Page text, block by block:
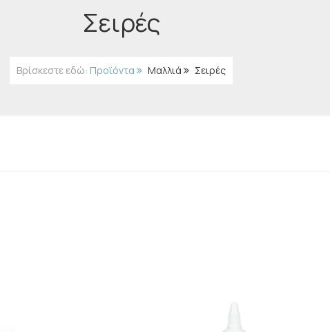
Σειρές
Βρίσκεστε εδώ: Προϊόντα Μαλλιά Σειρές